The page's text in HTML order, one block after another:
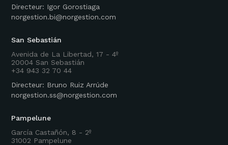
Directeur: Igor Gorostiaga
norgestion.bi@norgestion.com
San Sebastián
Avenida de La Libertad, 17 - 4º
20004 San Sebastián
+34 943 32 70 44
Directeur: Bruno Ruiz Arrúde
norgestion.ss@norgestion.com
Pampelune
García Castañón, 8 - 2º
31002 Pampelune